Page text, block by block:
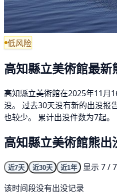
低风险
高知縣立美術館最新
高知縣立美術館在2025年11月
没。 过去30天没有新的出没报
也较少。 累计出没件数为7起。
高知縣立美術館熊出
近7天 近30天 近1年
显示 7 / 7
该时间段没有出没记录